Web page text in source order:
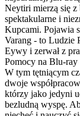
Neytiri mierzą się z
spektakularne i
Kupcami. Pojawia
Varang - to Ludzie
Eywy i zerwał z
Pomocy na Blu-
W tym tętniącym
dwoje
którzy jako jedyni
bezludną wyspę.